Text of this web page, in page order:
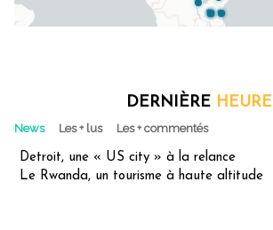
DERNIÈRE HEURE
News Les + lus Les + commentés
Detroit, une « US city » à la relance
Le Rwanda, un tourisme à haute altitude